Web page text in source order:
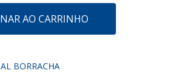
AO CARRINHO
BORRACHA